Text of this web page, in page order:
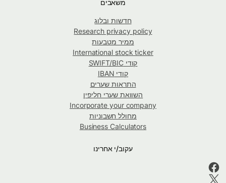
משאבים
חדשות ובלוג
Research privacy policy
ממיר מטבעות
International stock ticker
קודי SWIFT/BIC
קודי IBAN
התראות שערים
השוואת שערי חליפין
Incorporate your company
מחולל חשבוניות
Business Calculators
עקוב/י אחרינו